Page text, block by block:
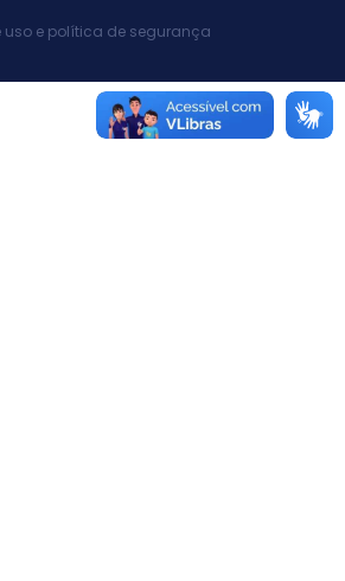
uso e política de segurança